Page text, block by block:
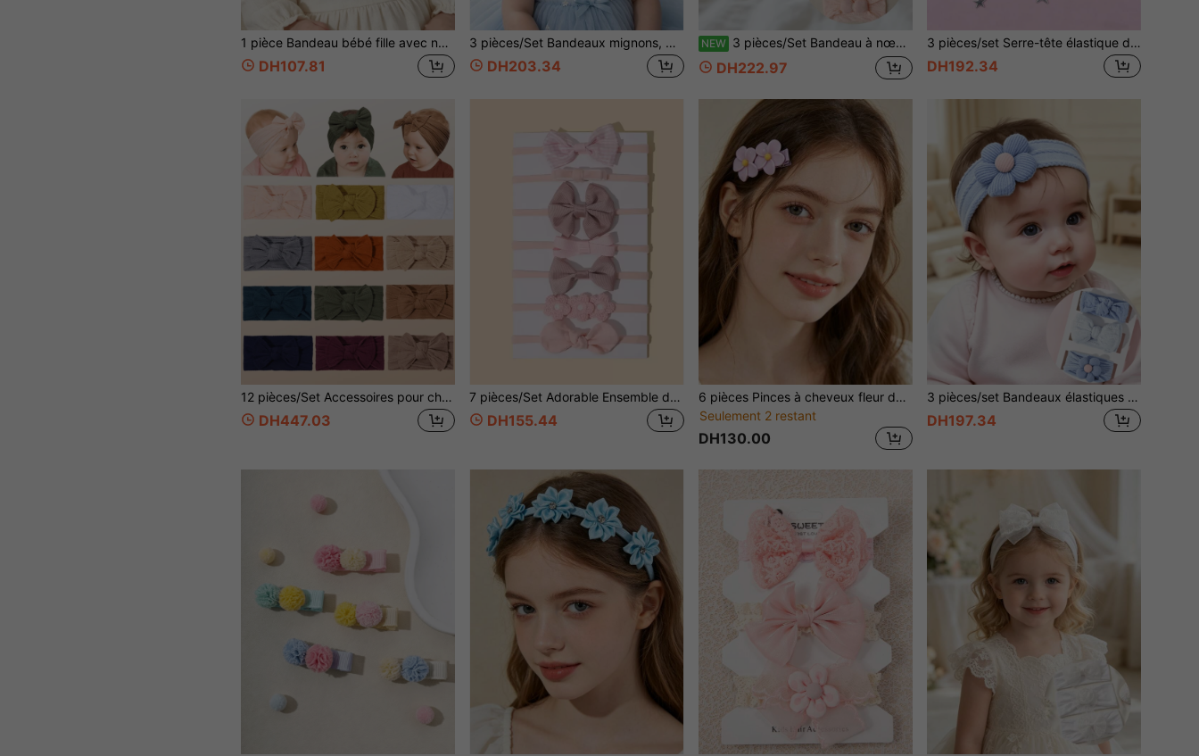
1 pièce Bandeau bébé fille avec nœud en dentelle, convient pour un usage quotidien et les jours fériés, cadeau parfait pour les filles
DH107.81
3 pièces/Set Bandeaux mignons, doux, confortables et élastiques de couleur bonbon avec nœud pour bébés filles, convenant pour le port quotidien, les mariages et les occasions
DH203.34
NEW 3 pièces/Set Bandeau à nœud en maille de nylon pour bébé fille, convient pour un usage quotidien et les fêtes
DH222.97
3 pièces/set Serre-tête élastique doux avec nœud papillon pour bébés filles, confortable pour un usage quotidien
DH192.34
12 pièces/Set Accessoires pour cheveux de bébé fille, bandeaux en nylon avec nœuds mignons, convient pour un usage quotidien et les fêtes, cadeau parfait pour les filles
DH447.03
7 pièces/Set Adorable Ensemble de Serre-têtes Floraux en nœud pour Bébés Filles (Exclut la Carte en Papier)
DH155.44
6 pièces Pinces à cheveux fleur de marguerite à la mode convenant pour un usage quotidien et de vacances Y2 (Carte non incluse, pour affichage uniquement)
Seulement 2 restant
DH130.00
3 pièces/set Bandeaux élastiques en nylon doux avec nœud en dentelle à 5 pétales, frais et doux pour bébés filles, convient pour un usage quotidien (à l'exclusion de la carte en papier, pour affichage uniquement)
DH197.34